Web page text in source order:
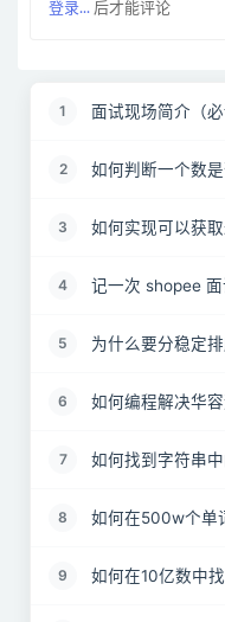
登录... 后才能评论
1 面试现场简介（必
2 如何判断一个数
3 如何实现可以获取
4 记一次 shopee
5 为什么要分稳定
6 如何编程解决华容
7 如何找到字符串
8 如何在500w个单
9 如何在10亿数中